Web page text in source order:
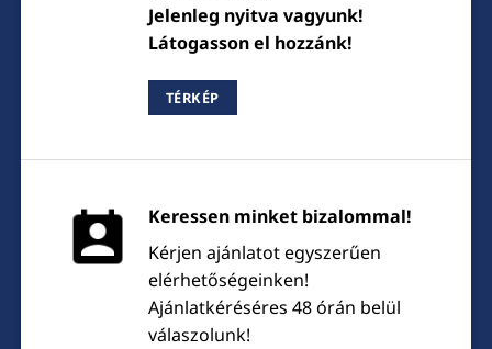
Jelenleg nyitva vagyunk!
Látogasson el hozzánk!
TÉRKÉP
Keressen minket bizalommal!
Kérjen ajánlatot egyszerűen
elérhetőségeinken!
Ajánlatkéréséres 48 órán belül
válaszolunk!